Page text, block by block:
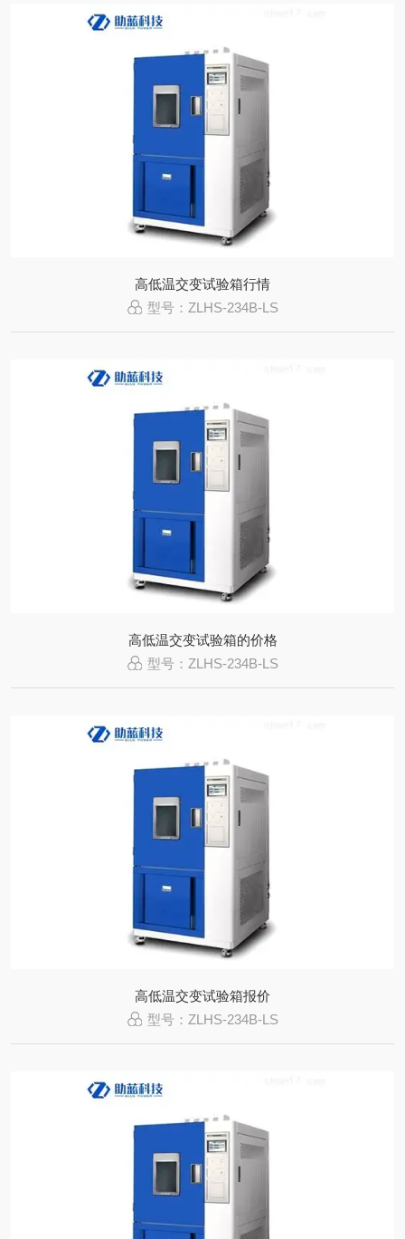
高低温交变试验箱行情
型号：ZLHS-234B-LS
高低温交变试验箱的价格
型号：ZLHS-234B-LS
高低温交变试验箱报价
型号：ZLHS-234B-LS